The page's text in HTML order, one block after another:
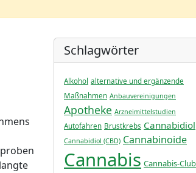
Schlagwörter
Alkohol alternative und ergänzende
Maßnahmen Anbauvereinigungen
Apotheke Arzneimittelstudien
Autofahren Brustkrebs Cannabidiol
Cannabidiol (CBD) Cannabinoide
Cannabis Cannabis-Club